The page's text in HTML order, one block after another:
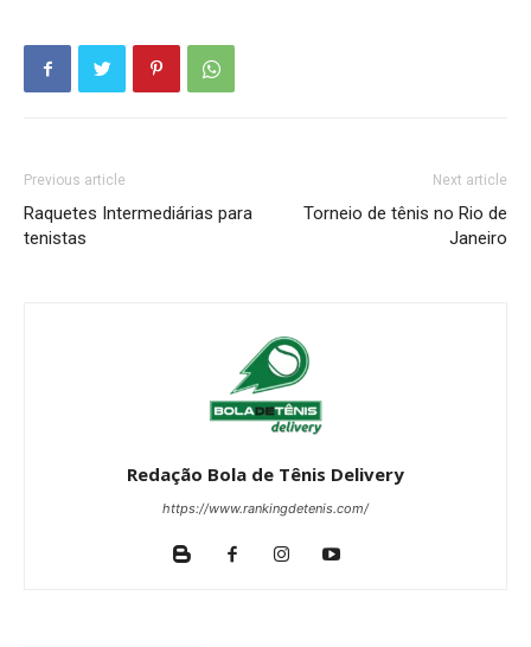
Previous article
Raquetes Intermediárias para
tenistas
Next article
Torneio de tênis no Rio de
Janeiro
Redação Bola de Tênis Delivery
https://www.rankingdetenis.com/